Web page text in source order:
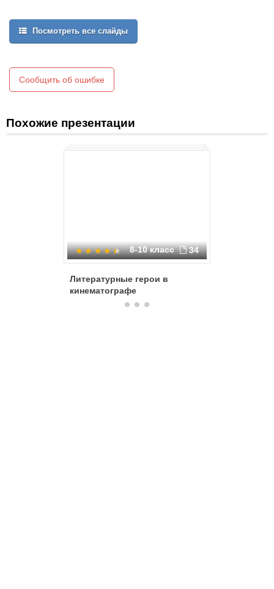
Посмотреть все слайды
Сообщить об ошибке
Похожие презентации
8-10 класс 34
Литературные герои в
кинематографе